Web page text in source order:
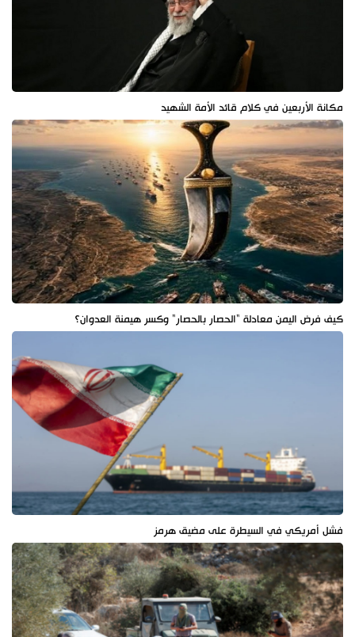
مكانة الأربعين في كلام قائد الأمة الشهيد
كيف فرض اليمن معادلة "الحصار بالحصار" وكسر هيمنة العدوان؟
فشل أمريكي في السيطرة على مضيق هرمز